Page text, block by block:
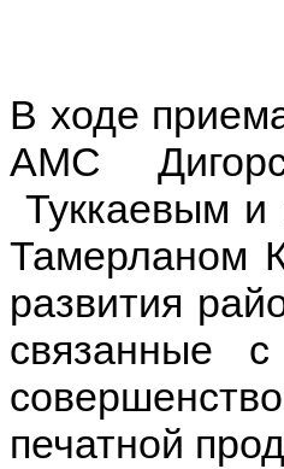
В ходе
АМС
Туккаевым и
Тамерланом
развития
связанные
печатной